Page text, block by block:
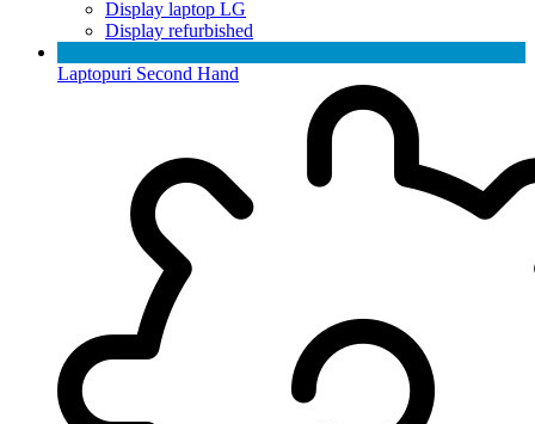
Display laptop LG
Display refurbished
Laptopuri Second Hand